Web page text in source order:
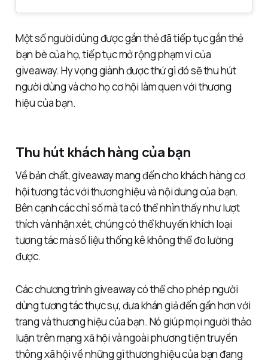
Một số người dùng được gắn thẻ đã tiếp tục gắn thẻ
bạn bè của họ, tiếp tục mở rộng phạm vi của
giveaway. Hy vọng giành được thứ gì đó sẽ thu hút
người dùng và cho họ cơ hội làm quen với thương
hiệu của bạn.
Thu hút khách hàng của bạn
Về bản chất, giveaway mang đến cho khách hàng cơ
hội tương tác với thương hiệu và nội dung của bạn.
Bên cạnh các chỉ số mà ta có thể nhìn thấy như lượt
thích và nhận xét, chúng có thể khuyến khích loại
tương tác mà số liệu thống kê không thể đo lường
được.
Các chương trình giveaway có thể cho phép người
dùng tương tác thực sự, đưa khán giả đến gần hơn với
trang và thương hiệu của bạn. Nó giúp mọi người thảo
luận trên mạng xã hội và ngoài phương tiện truyền
thông xã hội về những gì thương hiệu của bạn đang